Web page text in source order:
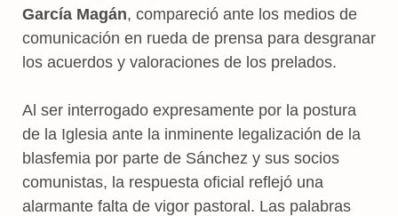
García Magán, compareció ante los medios de
comunicación en rueda de prensa para desgranar
los acuerdos y valoraciones de los prelados.
Al ser interrogado expresamente por la postura
de la Iglesia ante la inminente legalización de la
blasfemia por parte de Sánchez y sus socios
comunistas, la respuesta oficial reflejó una
alarmante falta de vigor pastoral. Las palabras